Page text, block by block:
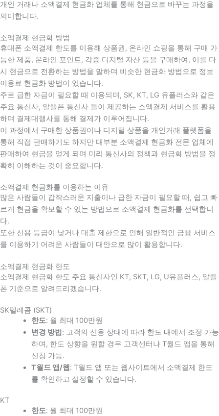
개인 거래나 소액결제 현금화 업체를 통해 현금으로 바꾸는 과정을
의미합니다.
소액결제 현금화 방법
휴대폰 소액결제 한도를 이용해 상품권, 온라인 쇼핑을 통해 구매 가
능한 제품, 온라인 포인트, 각종 디지털 자산 등을 구매하여, 이를 다
시 현금으로 전환하는 방법을 말하며 비슷한 현금화 방법으로 정보
이용료 현금화 방법이 있습니다.
주로 급한 자금이 필요할 때 이용되며, SK, KT, LG 유플러스와 같은
주요 통신사, 알뜰폰 통신사 들이 제공하는 소액결제 서비스를 활용
하며 결제대행사를 통해 결제가 이루어집니다.
이 과정에서 구매한 상품권이나 디지털 상품을 개인거래 플렛폼을
통해 직접 판매하기도 하지만 대부분 소액결제 현금화 전문 업체에
판매하여 현금을 얻게 되며 미리 통신사의 정책과 현금화 방법을 정
확히 이해하는 것이 중요합니다.
소액결제 현금화를 이용하는 이유
많은 사람들이 갑작스러운 지출이나 급한 자금이 필요할 때 , 쉽고 빠
르게 현금을 확보할 수 있는 방법으로 소액결제 현금화를 선택합니
다.
또한 신용 등급이 낮거나 대출 제한으로 인해 일반적인 금융 서비스
를 이용하기 어려운 사람들이 대안으로 많이 활용합니다.
소액결제 현금화 한도
소액결제 현금화 한도 주요 통신사인 KT, SKT, LG, U유플러스, 알뜰
폰 기준으로 알려드리겠습니다.
SK텔레콤 (SKT)
한도: 월 최대 100만원
변경 방법 : 고객의 신용 상태에 따라 한도 내에서 조정 가능
하며, 한도 상향을 원할 경우 고객센터나 T월드 앱을 통해
신청 가능.
T월드 앱/웹 : T월드 앱 또는 웹사이트에서 소액결제 한도
를 확인하고 설정할 수 있습니다.
KT
한도: 월 최대 100만원